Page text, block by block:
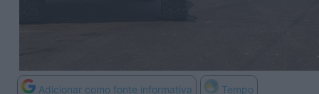
Adicionar como fonte informativa Tempo